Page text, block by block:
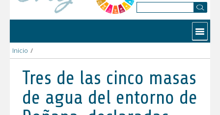
Inicio /
Tres de las cinco masas
de agua del entorno de